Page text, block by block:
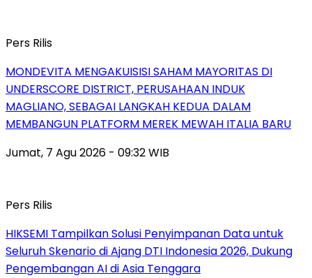
Pers Rilis
MONDEVITA MENGAKUISISI SAHAM MAYORITAS DI
UNDERSCORE DISTRICT, PERUSAHAAN INDUK
MAGLIANO, SEBAGAI LANGKAH KEDUA DALAM
MEMBANGUN PLATFORM MEREK MEWAH ITALIA BARU
Jumat, 7 Agu 2026 - 09:32 WIB
Pers Rilis
HIKSEMI Tampilkan Solusi Penyimpanan Data untuk
Seluruh Skenario di Ajang DTI Indonesia 2026, Dukung
Pengembangan AI di Asia Tenggara